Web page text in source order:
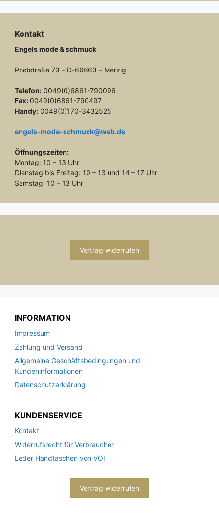
Kontakt
Engels mode & schmuck
Poststraße 73 – D-66663 – Merzig
Telefon: 0049(0)6861-790096
Fax: 0049(0)6861-790497
Handy: 0049(0)170-3432525
engels-mode-schmuck@web.de
Öffnungszeiten:
Montag: 10 – 13 Uhr
Dienstag bis Freitag: 10 – 13 und 14 – 17 Uhr
Samstag: 10 – 13 Uhr
Vertrag widerrufen
INFORMATION
Impressum
Zahlung und Versand
Allgemeine Geschäftsbedingungen und
Kundeninformationen
Datenschutzerklärung
KUNDENSERVICE
Kontakt
Widerrufsrecht für Verbraucher
Leder Handtaschen von VOI
Vertrag widerrufen